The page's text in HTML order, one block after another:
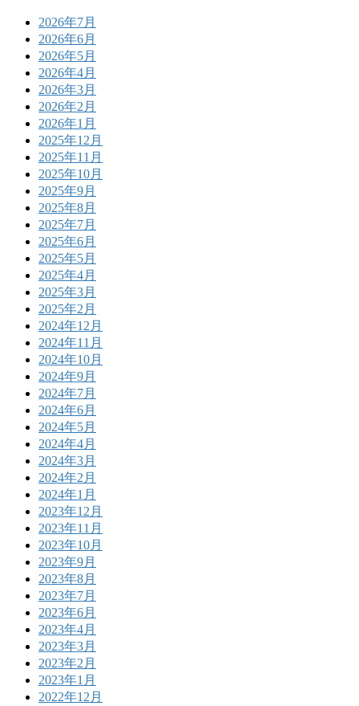
2026年7月
2026年6月
2026年5月
2026年4月
2026年3月
2026年2月
2026年1月
2025年12月
2025年11月
2025年10月
2025年9月
2025年8月
2025年7月
2025年6月
2025年5月
2025年4月
2025年3月
2025年2月
2024年12月
2024年11月
2024年10月
2024年9月
2024年7月
2024年6月
2024年5月
2024年4月
2024年3月
2024年2月
2024年1月
2023年12月
2023年11月
2023年10月
2023年9月
2023年8月
2023年7月
2023年6月
2023年4月
2023年3月
2023年2月
2023年1月
2022年12月